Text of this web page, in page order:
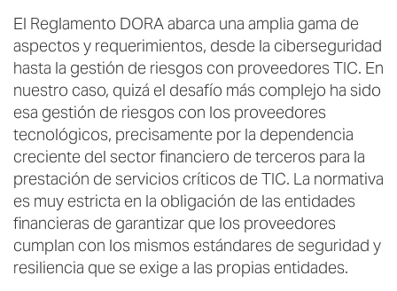
El Reglamento DORA abarca una amplia gama de
aspectos y requerimientos, desde la ciberseguridad
hasta la gestión de riesgos con proveedores TIC. En
nuestro caso, quizá el desafío más complejo ha sido
esa gestión de riesgos con los proveedores
tecnológicos, precisamente por la dependencia
creciente del sector financiero de terceros para la
prestación de servicios críticos de TIC. La normativa
es muy estricta en la obligación de las entidades
financieras de garantizar que los proveedores
cumplan con los mismos estándares de seguridad y
resiliencia que se exige a las propias entidades.